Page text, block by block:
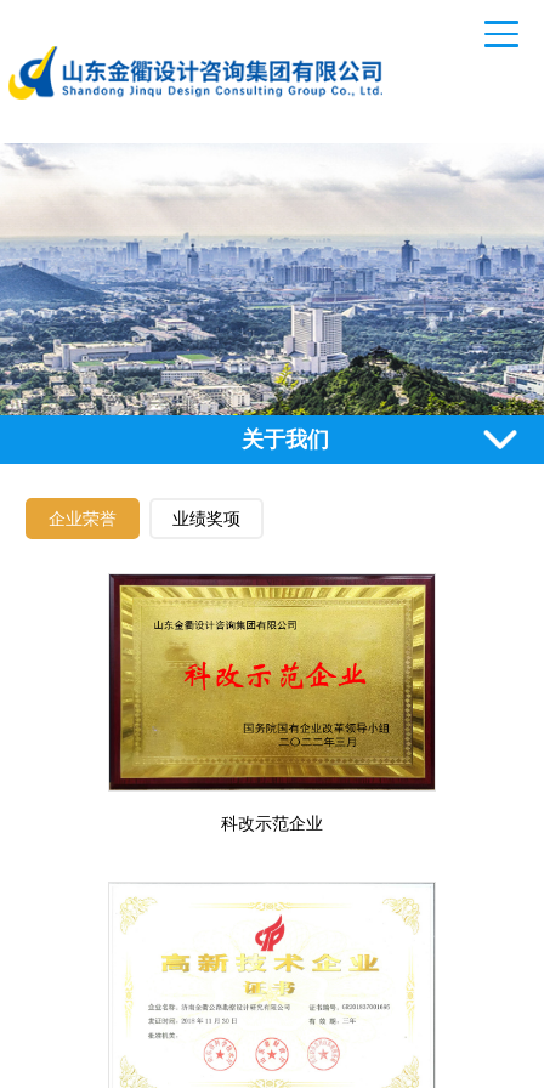
关于我们
企业荣誉 业绩奖项
科改示范企业